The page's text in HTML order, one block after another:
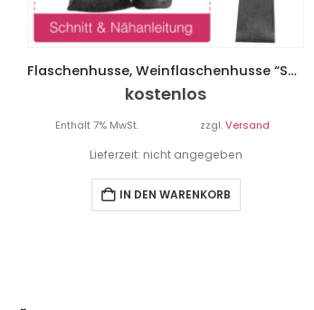
Flaschenhusse, Weinflaschenhusse “Sönke”
kostenlos
Enthält 7% MwSt. zzgl.Versand
Lieferzeit: nicht angegeben
IN DEN WARENKORB